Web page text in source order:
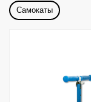
Самокаты